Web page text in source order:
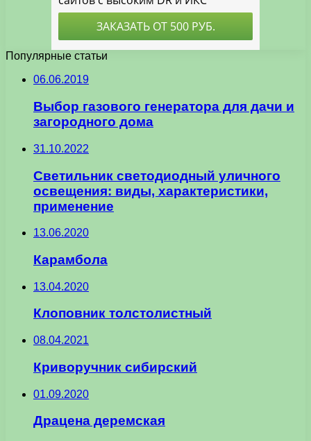
Популярные статьи
06.06.2019
Выбор газового генератора для дачи и
загородного дома
31.10.2022
Светильник светодиодный уличного
освещения: виды, характеристики,
применение
13.06.2020
Карамбола
13.04.2020
Клоповник толстолистный
08.04.2021
Криворучник сибирский
01.09.2020
Драцена деремская